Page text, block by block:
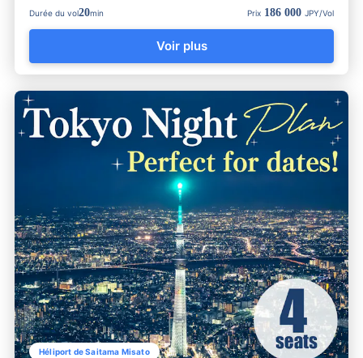
Durée du vol20min Prix 186 000 JPY/Vol
Voir plus
Héliport de Saitama Misato